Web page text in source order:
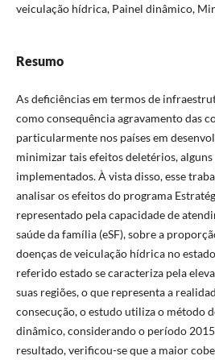
veiculação hídrica, Painel dinâmico,
Resumo
As deficiências em termos de
como consequência agravamento das
particularmente nos países em
minimizar tais efeitos deletérios,
implementados. À vista disso, esse
analisar os efeitos do programa
representado pela capacidade de
saúde da família (eSF), sobre a
doenças de veiculação hídrica no
referido estado se caracteriza pela
suas regiões, o que representa a
consecução, o estudo utiliza o método
dinâmico, considerando o período
resultado, verificou-se que a maior